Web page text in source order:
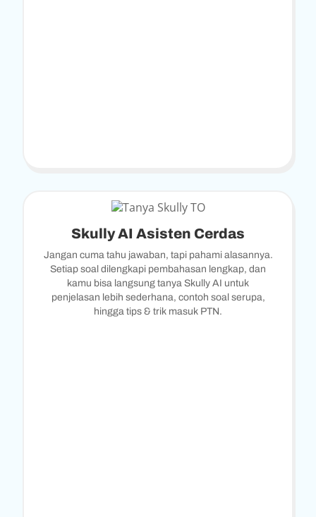
Skully AI Asisten Cerdas
Jangan cuma tahu jawaban, tapi pahami alasannya.
Setiap soal dilengkapi pembahasan lengkap, dan
kamu bisa langsung tanya Skully AI untuk
penjelasan lebih sederhana, contoh soal serupa,
hingga tips & trik masuk PTN.